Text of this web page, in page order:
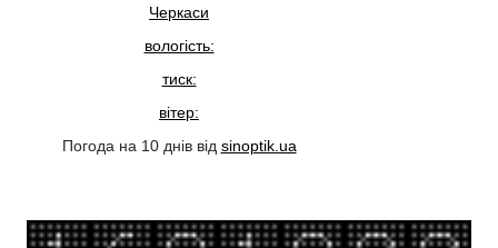
Черкаси
вологість:
тиск:
вітер:
Погода на 10 днів від sinoptik.ua